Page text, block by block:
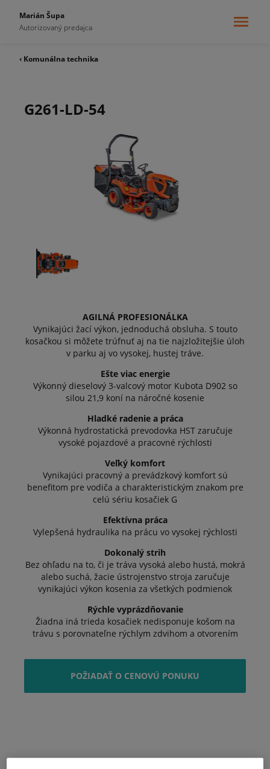
Marián Šupa
Autorizovaný predajca
‹ Komunálna technika
G261-LD-54
AGILNÁ PROFESIONÁLKA
Vynikajúci žací výkon, jednoduchá obsluha. S touto
kosačkou si môžete trúfnuť aj na tie najzložitejšie úloh
v parku aj vo vysokej, hustej tráve.
Ešte viac energie
Výkonný dieselový 3-valcový motor Kubota D902 so
silou 21,9 koní na náročné kosenie
Hladké radenie a práca
Výkonná hydrostatická prevodovka HST zaručuje
vysoké pojazdové a pracovné rýchlosti
Veľký komfort
Vynikajúci pracovný a prevádzkový komfort sú
benefitom pre vodiča a charakteristickým znakom pre
celú sériu kosačiek G
Efektívna práca
Vylepšená hydraulika na prácu vo vysokej rýchlosti
Dokonalý strih
Bez ohľadu na to, či je tráva vysoká alebo hustá, mokrá
alebo suchá, žacie ústrojenstvo stroja zaručuje
vynikajúci výkon kosenia za všetkých podmienok
Rýchle vyprázdňovanie
Žiadna iná trieda kosačiek nedisponuje košom na
trávu s porovnateľne rýchlym zdvihom a otvorením
POŽIADAŤ O CENOVÚ PONUKU